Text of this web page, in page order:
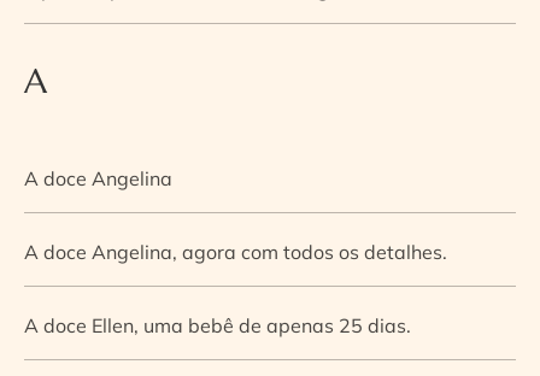
A
A doce Angelina
A doce Angelina, agora com todos os detalhes.
A doce Ellen, uma bebê de apenas 25 dias.